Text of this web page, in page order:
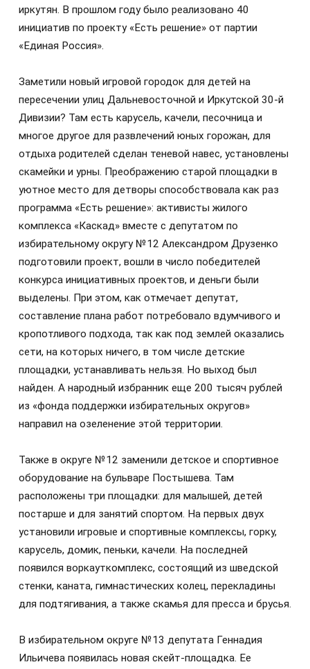
иркутян. В прошлом году было реализовано 40
инициатив по проекту «Есть решение» от партии
«Единая Россия».
Заметили новый игровой городок для детей на
пересечении улиц Дальневосточной и Иркутской 30-й
Дивизии? Там есть карусель, качели, песочница и
многое другое для развлечений юных горожан, для
отдыха родителей сделан теневой навес, установлены
скамейки и урны. Преображению старой площадки в
уютное место для детворы способствовала как раз
программа «Есть решение»: активисты жилого
комплекса «Каскад» вместе с депутатом по
избирательному округу №12 Александром Друзенко
подготовили проект, вошли в число победителей
конкурса инициативных проектов, и деньги были
выделены. При этом, как отмечает депутат,
составление плана работ потребовало вдумчивого и
кропотливого подхода, так как под землей оказались
сети, на которых ничего, в том числе детские
площадки, устанавливать нельзя. Но выход был
найден. А народный избранник еще 200 тысяч рублей
из «фонда поддержки избирательных округов»
направил на озеленение этой территории.
Также в округе №12 заменили детское и спортивное
оборудование на бульваре Постышева. Там
расположены три площадки: для малышей, детей
постарше и для занятий спортом. На первых двух
установили игровые и спортивные комплексы, горку,
карусель, домик, пеньки, качели. На последней
появился воркауткомплекс, состоящий из шведской
стенки, каната, гимнастических колец, перекладины
для подтягивания, а также скамья для пресса и брусья.
В избирательном округе №13 депутата Геннадия
Ильичева появилась новая скейт-площадка. Ее